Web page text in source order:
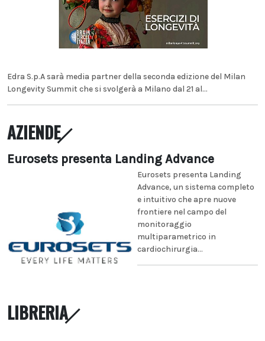
Edra S.p.A sarà media partner della seconda edizione del Milan
Longevity Summit che si svolgerà a Milano dal 21 al...
AZIENDE
Eurosets presenta Landing Advance
Eurosets presenta Landing
Advance, un sistema completo
e intuitivo che apre nuove
frontiere nel campo del
monitoraggio
multiparametrico in
cardiochirurgia...
LIBRERIA